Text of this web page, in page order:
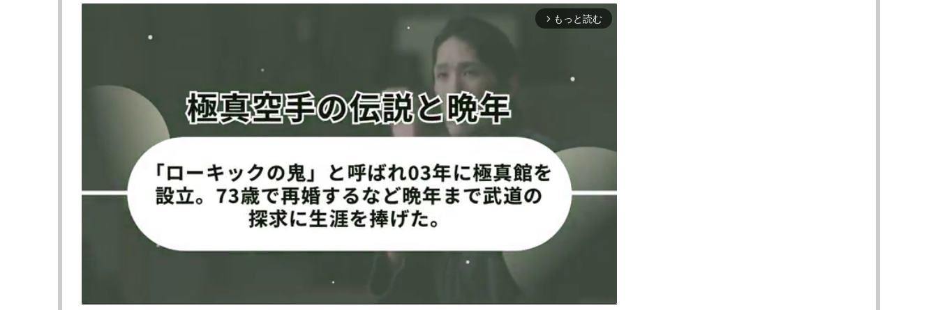
▼第9試合 バンタム級 5分3R
●矢澤 諒（フリー）
判定0-3 ※27-30、28-29×2
◯バラカトゥロ・アサドゥラエフ（タジキスタン）
arrow_forward_ios もっと読む